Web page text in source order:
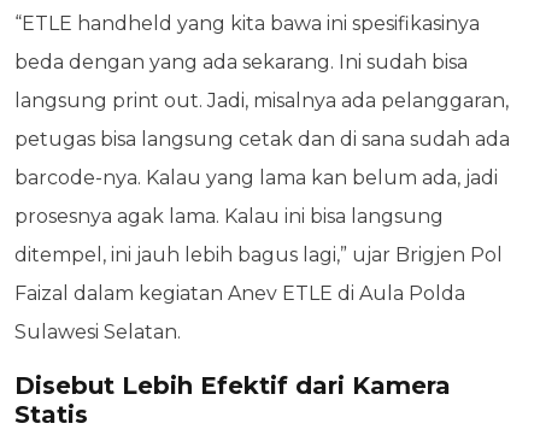
“ETLE handheld yang kita bawa ini spesifikasinya
beda dengan yang ada sekarang. Ini sudah bisa
langsung print out. Jadi, misalnya ada pelanggaran,
petugas bisa langsung cetak dan di sana sudah ada
barcode-nya. Kalau yang lama kan belum ada, jadi
prosesnya agak lama. Kalau ini bisa langsung
ditempel, ini jauh lebih bagus lagi,” ujar Brigjen Pol
Faizal dalam kegiatan Anev ETLE di Aula Polda
Sulawesi Selatan.
Disebut Lebih Efektif dari Kamera
Statis